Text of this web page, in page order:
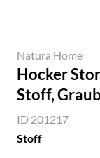
Natura Home
Hocker
Stoff,
ID 201217
Stoff